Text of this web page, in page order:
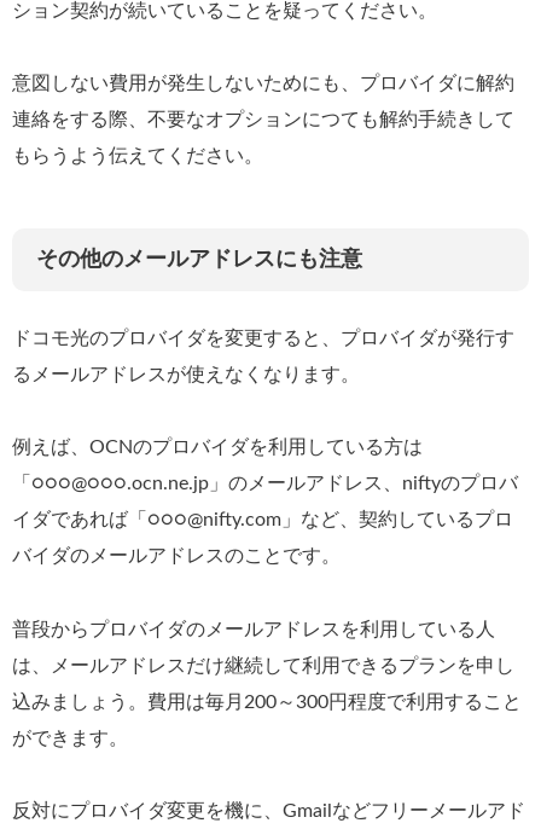
ション契約が続いていることを疑ってください。
意図しない費用が発生しないためにも、プロバイダに解約
連絡をする際、不要なオプションにつても解約手続きして
もらうよう伝えてください。
その他のメールアドレスにも注意
ドコモ光のプロバイダを変更すると、プロバイダが発行す
るメールアドレスが使えなくなります。
例えば、OCNのプロバイダを利用している方は
「○○○@○○○.ocn.ne.jp」のメールアドレス、niftyのプロバ
イダであれば「○○○@nifty.com」など、契約しているプロ
バイダのメールアドレスのことです。
普段からプロバイダのメールアドレスを利用している人
は、メールアドレスだけ継続して利用できるプランを申し
込みましょう。費用は毎月200～300円程度で利用すること
ができます。
反対にプロバイダ変更を機に、Gmailなどフリーメールアド